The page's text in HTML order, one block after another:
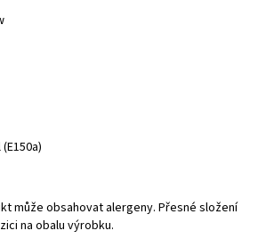
může obsahovat alergeny. Přesné složení
na obalu výrobku.